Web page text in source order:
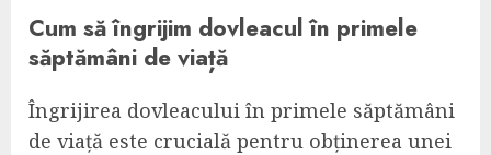
Cum să îngrijim dovleacul în primele
săptămâni de viață
Îngrijirea dovleacului în primele săptămâni
de viață este crucială pentru obținerea unei